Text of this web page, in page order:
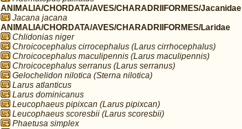
ANIMALIA/CHORDATA/AVES/CHARADRIIFORMES/Jacanidae
Jacana jacana
ANIMALIA/CHORDATA/AVES/CHARADRIIFORMES/Laridae
Chlidonias niger
Chroicocephalus cirrocephalus (Larus cirrhocephalus)
Chroicocephalus maculipennis (Larus maculipennis)
Chroicocephalus serranus (Larus serranus)
Gelochelidon nilotica (Sterna nilotica)
Larus atlanticus
Larus dominicanus
Leucophaeus pipixcan (Larus pipixcan)
Leucophaeus scoresbii (Larus scoresbii)
Phaetusa simplex